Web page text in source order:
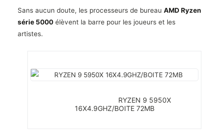
Sans aucun doute, les processeurs de bureau AMD Ryzen
série 5000 élèvent la barre pour les joueurs et les
artistes.
RYZEN 9 5950X
16X4.9GHZ/BOITE 72MB